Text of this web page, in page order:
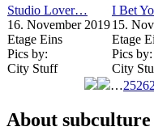
Studio Lover…
16. November 2019
Etage Eins
Pics by:
City Stuff
I Bet
15.
Etage
Pics by:
City
…2526
About subculture